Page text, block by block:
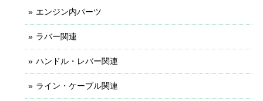
エンジン内パーツ
ラバー関連
ハンドル・レバー関連
ライン・ケーブル関連